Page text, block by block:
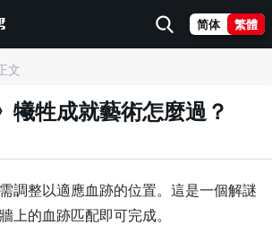
简体 繁體
文
犧牲成就藝術怎麼過？
調整以適應血跡的位置。這是一個解謎
上的血跡匹配即可完成。